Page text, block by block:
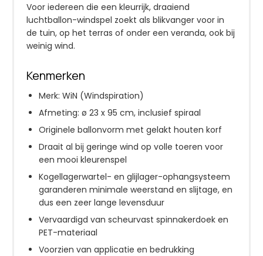
Voor iedereen die een kleurrijk, draaiend
luchtballon-windspel zoekt als blikvanger voor in
de tuin, op het terras of onder een veranda, ook bij
weinig wind.
Kenmerken
Merk: WiN (Windspiration)
Afmeting: ø 23 x 95 cm, inclusief spiraal
Originele ballonvorm met gelakt houten korf
Draait al bij geringe wind op volle toeren voor
een mooi kleurenspel
Kogellagerwartel- en glijlager-ophangsysteem
garanderen minimale weerstand en slijtage, en
dus een zeer lange levensduur
Vervaardigd van scheurvast spinnakerdoek en
PET-materiaal
Voorzien van applicatie en bedrukking